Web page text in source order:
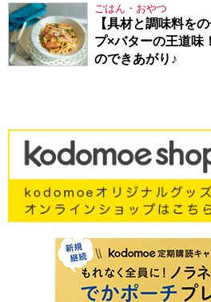
ごはん・おやつ
【具材と調味料を
プ×バターの王道味
のできあがり♪